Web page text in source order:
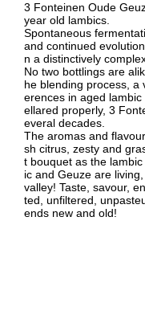
3 Fonteinen Oude
year old lambics.
Spontaneous
and continued
n a distinctively
No two bottlings are
he blending process, a
erences in aged
ellared properly, 3
everal decades.
The aromas and
sh citrus, zesty and
t bouquet as the
ic and Geuze are
valley! Taste, savour,
ted, unfiltered,
ends new and old!